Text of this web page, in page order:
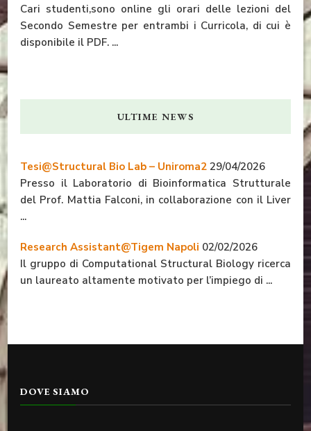
Cari studenti,sono online gli orari delle lezioni del
Secondo Semestre per entrambi i Curricola, di cui è
disponibile il PDF. ...
ULTIME NEWS
Tesi@Structural Bio Lab – Uniroma2 29/04/2026
Presso il Laboratorio di Bioinformatica Strutturale
del Prof. Mattia Falconi, in collaborazione con il Liver
...
Research Assistant@Tigem Napoli 02/02/2026
Il gruppo di Computational Structural Biology ricerca
un laureato altamente motivato per l’impiego di ...
DOVE SIAMO